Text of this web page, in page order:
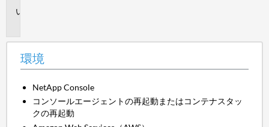
環境
NetApp Console
コンソールエージェントの再起動またはコンテナスタッ
クの再起動